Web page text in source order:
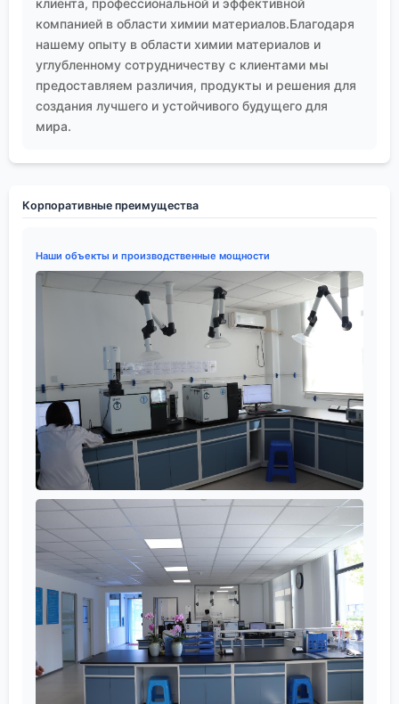
клиента, профессиональной и эффективной
компанией в области химии материалов.Благодаря
нашему опыту в области химии материалов и
углубленному сотрудничеству с клиентами мы
предоставляем различия, продукты и решения для
создания лучшего и устойчивого будущего для
мира.
Корпоративные преимущества
Наши объекты и производственные мощности